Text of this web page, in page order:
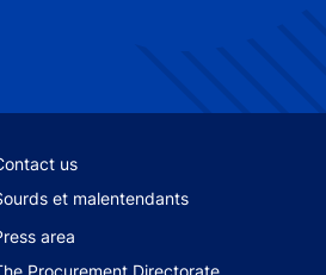
secondary menu
us
et malentendants
area